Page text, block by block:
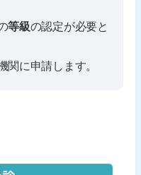
等級の認定が必要と
関に申請します。